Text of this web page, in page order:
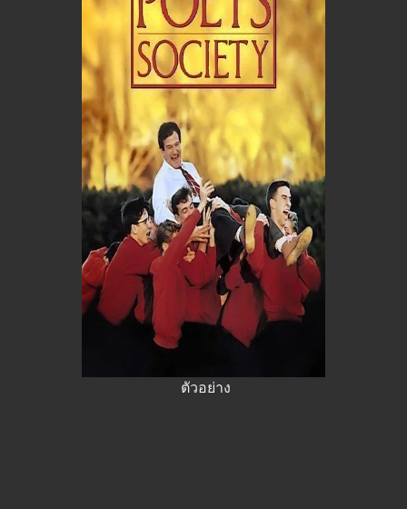
ตัวอย่าง